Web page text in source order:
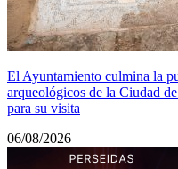
El Ayuntamiento culmina la
arqueológicos de la Ciudad
para su visita
06/08/2026